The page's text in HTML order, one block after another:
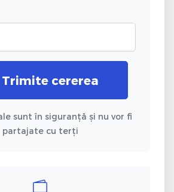
Trimite cererea
sunt în siguranță și nu vor fi
partajate cu terți